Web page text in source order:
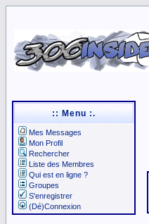
:: Menu :.
Mes Messages
Mon Profil
Rechercher
Liste des Membres
Qui est en ligne ?
Groupes
S'enregistrer
(Dé)Connexion